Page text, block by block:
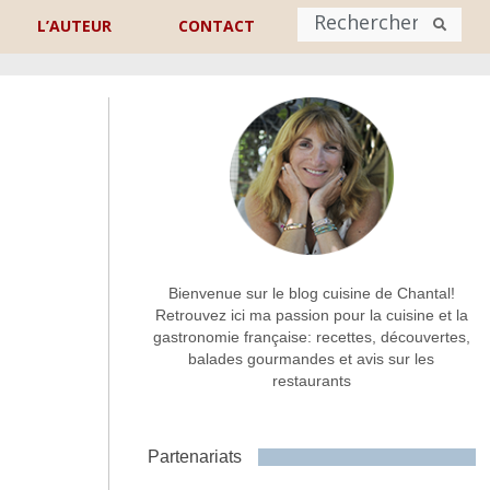
L’AUTEUR CONTACT
Nom
Commentaire ou message *
Bienvenue sur le blog cuisine de Chantal!
Retrouvez ici ma passion pour la cuisine et la
gastronomie française: recettes, découvertes,
balades gourmandes et avis sur les
restaurants
Partenariats